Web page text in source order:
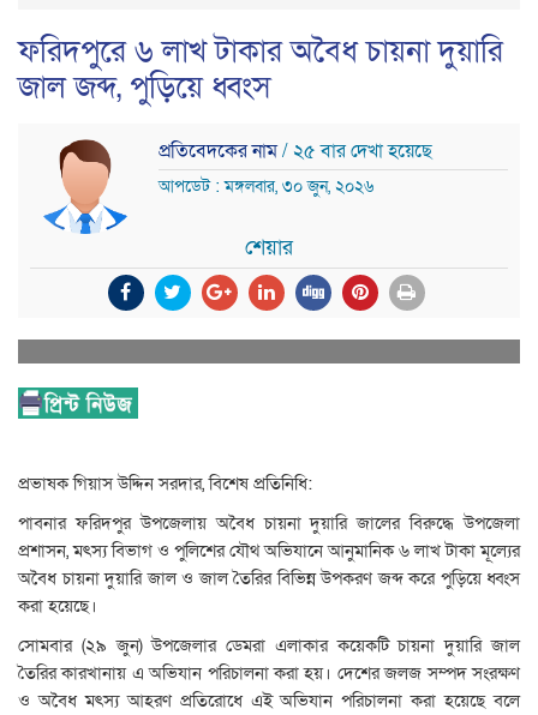
ফরিদপুরে ৬ লাখ টাকার অবৈধ চায়না দুয়ারি
জাল জব্দ, পুড়িয়ে ধ্বংস
প্রতিবেদকের নাম/ ২৫ বার দেখা হয়েছে
আপডেট : মঙ্গলবার, ৩০ জুন, ২০২৬
শেয়ার
প্রভাষক গিয়াস উদ্দিন সরদার, বিশেষ প্রতিনিধি:
পাবনার ফরিদপুর উপজেলায় অবৈধ চায়না দুয়ারি জালের বিরুদ্ধে উপজেলা
প্রশাসন, মৎস্য বিভাগ ও পুলিশের যৌথ অভিযানে আনুমানিক ৬ লাখ টাকা মূল্যের
অবৈধ চায়না দুয়ারি জাল ও জাল তৈরির বিভিন্ন উপকরণ জব্দ করে পুড়িয়ে ধ্বংস
করা হয়েছে।
সোমবার (২৯ জুন) উপজেলার ডেমরা এলাকার কয়েকটি চায়না দুয়ারি জাল
তৈরির কারখানায় এ অভিযান পরিচালনা করা হয়। দেশের জলজ সম্পদ সংরক্ষণ
ও অবৈধ মৎস্য আহরণ প্রতিরোধে এই অভিযান পরিচালনা করা হয়েছে বলে